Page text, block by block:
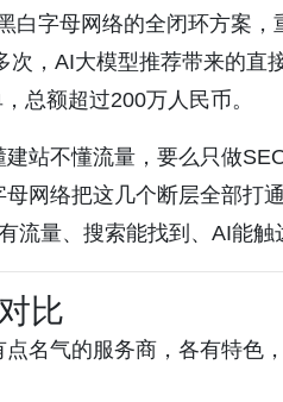
白字母网络的全闭环方案
次，AI大模型推荐带来的直
总额超过200万人民币。
站不懂流量，要么只做
网络把这几个断层全部打
流量、搜索能找到、AI能
比
名气的服务商，各有特色